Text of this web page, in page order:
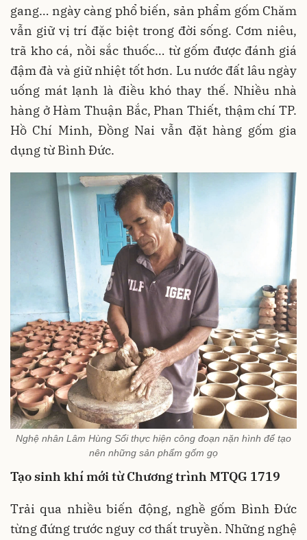
gang… ngày càng phổ biến, sản phẩm gốm Chăm
vẫn giữ vị trí đặc biệt trong đời sống. Cơm niêu,
trã kho cá, nồi sắc thuốc… từ gốm được đánh giá
đậm đà và giữ nhiệt tốt hơn. Lu nước đất lâu ngày
uống mát lạnh là điều khó thay thế. Nhiều nhà
hàng ở Hàm Thuận Bắc, Phan Thiết, thậm chí TP.
Hồ Chí Minh, Đồng Nai vẫn đặt hàng gốm gia
dụng từ Bình Đức.
Nghệ nhân Lâm Hùng Sổi thực hiện công đoạn nặn hình để tạo
nên những sản phẩm gốm gọ
Tạo sinh khí mới từ Chương trình MTQG 1719
Trải qua nhiều biến động, nghề gốm Bình Đức
từng đứng trước nguy cơ thất truyền. Những nghệ